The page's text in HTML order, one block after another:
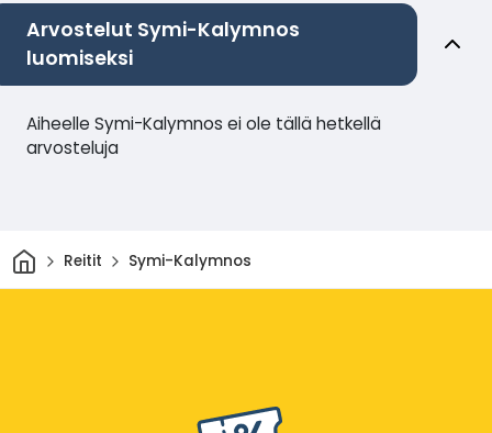
Arvostelut Symi-Kalymnos
luomiseksi
Aiheelle Symi-Kalymnos ei ole tällä hetkellä
arvosteluja
KotiinReitit Symi-Kalymnos